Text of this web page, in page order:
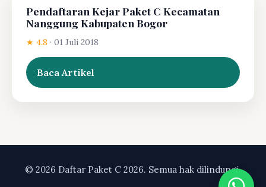
Pendaftaran Kejar Paket C Kecamatan
Nanggung Kabupaten Bogor
★ 4.8 · 01 Juli 2018
Baca Artikel
© 2026 Daftar Paket C 2026. Semua hak dilindungi.